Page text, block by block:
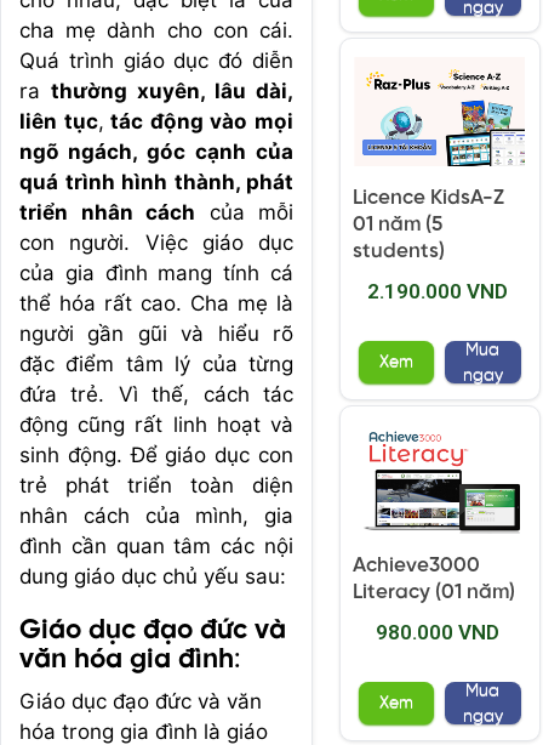
cha mẹ dành cho con cái.
Quá trình giáo dục đó diễn
ra thường xuyên, lâu dài,
liên tục, tác động vào mọi
ngõ ngách, góc cạnh của
quá trình hình thành, phát
triển nhân cách của mỗi
con người. Việc giáo dục
của gia đình mang tính cá
thể hóa rất cao. Cha mẹ là
người gần gũi và hiểu rõ
đặc điểm tâm lý của từng
đứa trẻ. Vì thế, cách tác
động cũng rất linh hoạt và
sinh động. Để giáo dục con
trẻ phát triển toàn diện
nhân cách của mình, gia
đình cần quan tâm các nội
dung giáo dục chủ yếu sau:
Giáo dục đạo đức và
văn hóa gia đình:
Giáo dục đạo đức và văn
hóa trong gia đình là giáo
ngay
Licence KidsA-Z
01 năm (5
students)
2.190.000 VND
Xem
Mua
ngay
Achieve3000
Literacy (01 năm)
980.000 VND
Xem
Mua
ngay